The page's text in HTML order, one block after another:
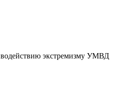
экстремизму УМВД